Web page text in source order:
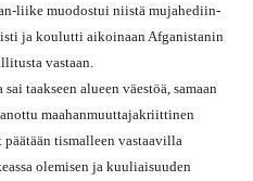
liike muodostui niistä mujahediin-
ja koulutti aikoinaan Afganistanin
vastaan.
taakseen alueen väestöä, samaan
maahanmuuttajakriittinen
tismalleen vastaavilla
olemisen ja kuuliaisuuden